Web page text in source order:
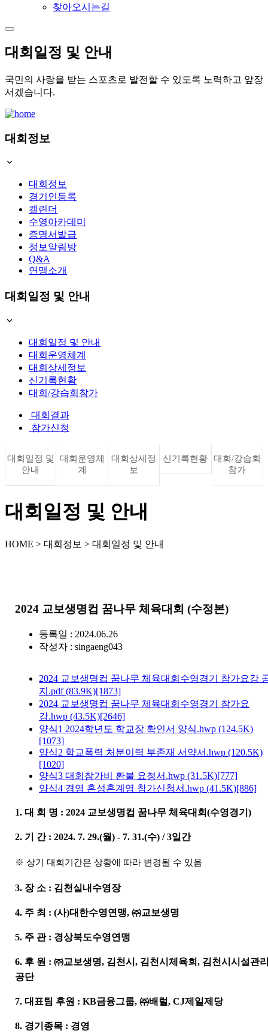
찾아오시는길
대회일정 및 안내
국민의 사랑을 받는 스포츠로 발전할 수 있도록 노력하고 앞장
서겠습니다.
대회정보
대회정보
경기인등록
캘린더
수영아카데미
증명서발급
정보알림방
Q&A
연맹소개
대회일정 및 안내
대회일정 및 안내
대회운영체계
대회상세정보
신기록현황
대회/강습회참가
대회결과
참가신청
대회일정 및
안내
대회운영체
계
대회상세정
보
신기록현황
대회/강습회
참가
대회일정 및 안내
HOME > 대회정보 > 대회일정 및 안내
2024 교보생명컵 꿈나무 체육대회 (수정본)
등록일 : 2024.06.26
작성자 :singaeng043
2024 교보생명컵 꿈나무 체육대회수영경기 참가요강
지.pdf(83.9K)[1873]
2024 교보생명컵 꿈나무 체육대회수영경기 참가요
강.hwp(43.5K)[2646]
양식1 2024학년도 학교장 확인서 양식.hwp(124.5K)
[1073]
양식2 학교폭력 처분이력 부존재 서약서.hwp(120.5K)
[1020]
양식3 대회참가비 환불 요청서.hwp(31.5K)[777]
양식4 경영 혼성혼계영 참가신청서.hwp(41.5K)[886]
1.대 회 명 : 2024 교보생명컵 꿈나무 체육대회(수영경기)
2. 기 간 : 2024. 7. 29.(월) - 7. 31.(수) / 3일간
※상기 대회기간은 상황에 따라 변경될 수 있음
3. 장 소 : 김천실내수영장
4. 주 최 : (사)대한수영연맹,㈜교보생명
5. 주 관 : 경상북도수영연맹
6. 후 원 :㈜교보생명, 김천시, 김천시체육회, 김천시시설관
공단
7.대표팀 후원 : KB금융그룹,㈜배럴, CJ제일제당
8. 경기종목 : 경영